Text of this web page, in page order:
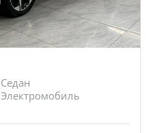
Седан
Электромобиль